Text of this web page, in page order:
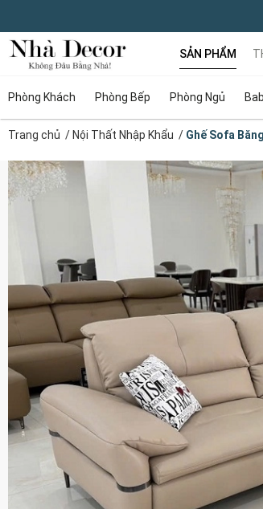
SẢN PHẨM
Phòng Khách Phòng Bếp Phòng Ngủ
Trang chủ / Nội Thất Nhập Khẩu / Ghế Sofa